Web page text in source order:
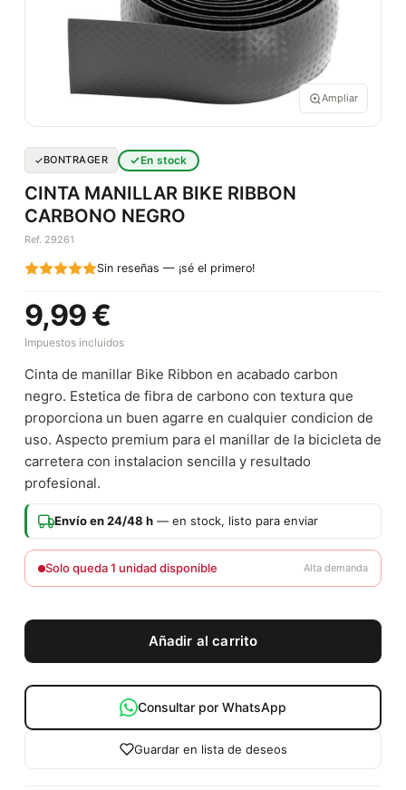
Ampliar
BONTRAGER En stock
CINTA MANILLAR BIKE RIBBON
CARBONO NEGRO
Ref. 29261
Sin reseñas — ¡sé el primero!
9,99 €
Impuestos incluidos
Cinta de manillar Bike Ribbon en acabado carbon
negro. Estetica de fibra de carbono con textura que
proporciona un buen agarre en cualquier condicion de
uso. Aspecto premium para el manillar de la bicicleta de
carretera con instalacion sencilla y resultado
profesional.
Envío en 24/48 h — en stock, listo para enviar
Solo queda 1 unidad disponible Alta demanda
Añadir al carrito
Consultar por WhatsApp
Guardar en lista de deseos